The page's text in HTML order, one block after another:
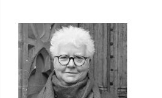
Το ξενοδοχείο